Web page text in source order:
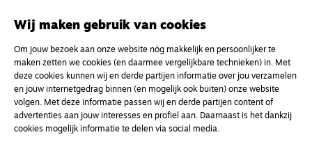
Wij maken gebruik van cookies
Om jouw bezoek aan onze website nóg makkelijk en persoonlijker te
maken zetten we cookies (en daarmee vergelijkbare technieken) in. Met
deze cookies kunnen wij en derde partijen informatie over jou verzamelen
en jouw internetgedrag binnen (en mogelijk ook buiten) onze website
volgen. Met deze informatie passen wij en derde partijen content of
advertenties aan jouw interesses en profiel aan. Daarnaast is het dankzij
cookies mogelijk informatie te delen via social media.